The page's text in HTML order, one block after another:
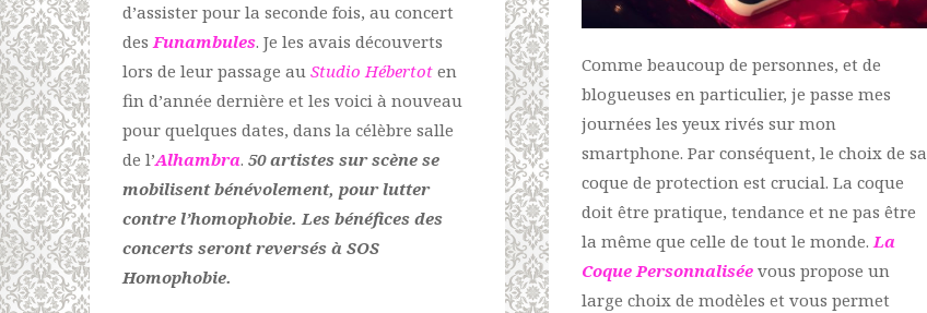
d’assister pour la seconde fois, au concert
desFunambules. Je les avais découverts
lors de leur passage au Studio Hébertot en
fin d’année dernière et les voici à nouveau
pour quelques dates, dans la célèbre salle
de l’Alhambra. 50 artistes sur scène se
mobilisent bénévolement, pour lutter
contre l’homophobie. Les bénéfices des
concerts seront reversés à SOS
Homophobie.
Comme beaucoup de personnes, et de
blogueuses en particulier, je passe mes
journées les yeux rivés sur mon
smartphone. Par conséquent, le choix de sa
coque de protection est crucial. La coque
doit être pratique, tendance et ne pas être
la même que celle de tout le monde.La
Coque Personnalisée vous propose un
large choix de modèles et vous permet